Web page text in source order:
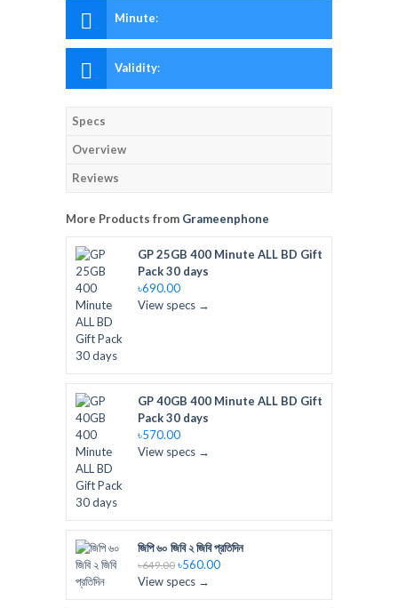
Minute:
Validity:
Specs
Overview
Reviews
More Products from Grameenphone
GP 25GB 400 Minute ALL BD Gift
Pack 30 days
৳690.00
View specs →
GP 40GB 400 Minute ALL BD Gift
Pack 30 days
৳570.00
View specs →
জিপি ৬০ জিবি ২ জিবি প্রতিদিন
৳649.00 ৳560.00
View specs →